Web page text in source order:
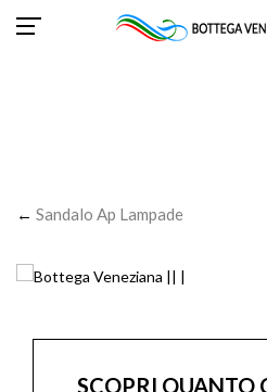
← Sandalo Ap Lampade
SCOPRI QUANTO